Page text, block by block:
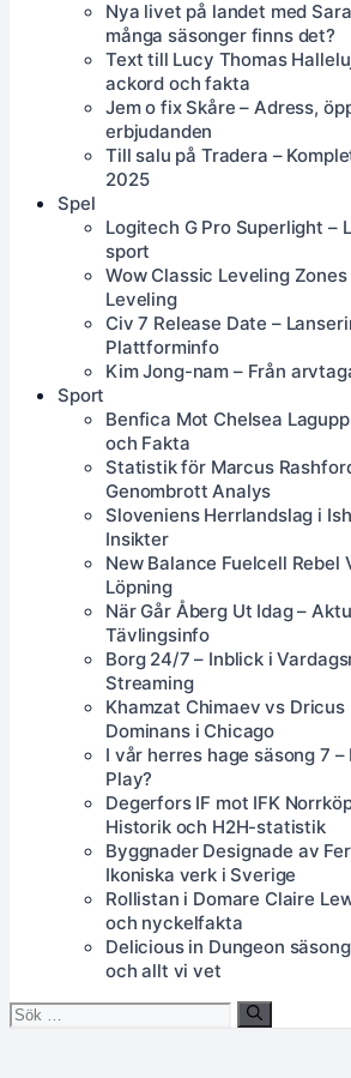
Nya livet på landet med
många säsonger finns det?
Text till Lucy Thomas
ackord och fakta
Jem o fix Skåre – Adress,
erbjudanden
Till salu på Tradera –
2025
Spel
Logitech G Pro Superlight –
sport
Wow Classic Leveling
Leveling
Civ 7 Release Date –
Plattforminfo
Kim Jong-nam – Från
Sport
Benfica Mot Chelsea
och Fakta
Statistik för Marcus
Genombrott Analys
Sloveniens Herrlandslag i
Insikter
New Balance Fuelcell Rebel
Löpning
När Går Åberg Ut Idag –
Tävlingsinfo
Borg 24/7 – Inblick i
Streaming
Khamzat Chimaev vs Dricus
Dominans i Chicago
I vår herres hage säsong 7 –
Play?
Degerfors IF mot IFK
Historik och H2H-statistik
Byggnader Designade av
Ikoniska verk i Sverige
Rollistan i Domare Claire
och nyckelfakta
Delicious in Dungeon
och allt vi vet
Sök